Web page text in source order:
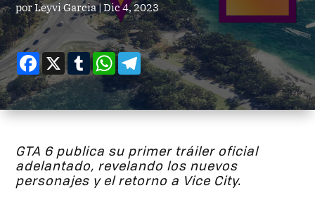
porLeyvi Garcia|Dic 4, 2023
Facebook
X TumblrWhatsApp
Telegram
GTA 6 publica su primer tráiler oficial
adelantado, revelando los nuevos
personajes y el retorno a Vice City.